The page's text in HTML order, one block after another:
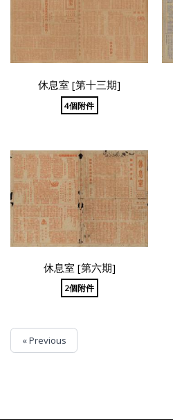
休息室 [第十三期]
4個附件
休息室 [第六期]
2個附件
« Previous